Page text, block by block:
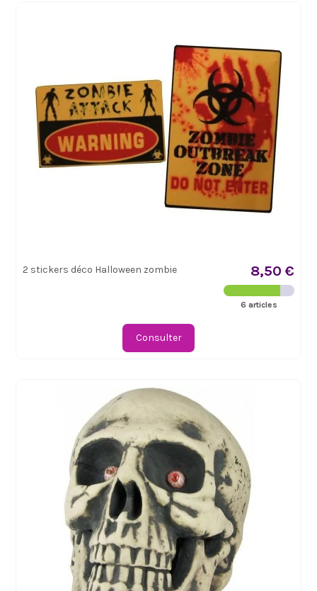
2 stickers déco Halloween zombie 8,50 €
6 articles
Consulter